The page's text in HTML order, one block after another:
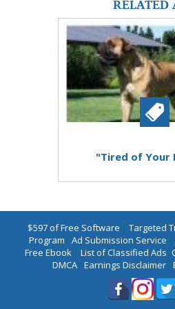
"Tired of Your
$597 of Free Software | Targeted
Program | Ad Submission Service |
Free Ebook | List of Classified Ads |
DMCA| Earnings Disclaimer|